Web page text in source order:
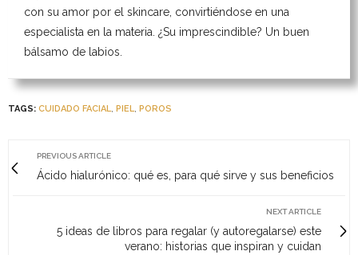
con su amor por el skincare, convirtiéndose en una
especialista en la materia. ¿Su imprescindible? Un buen
bálsamo de labios.
TAGS: CUIDADO FACIAL, PIEL, POROS
PREVIOUS ARTICLE
Ácido hialurónico: qué es, para qué sirve y sus beneficios
NEXT ARTICLE
5 ideas de libros para regalar (y autoregalarse) este
verano: historias que inspiran y cuidan